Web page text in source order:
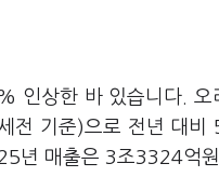
인상한 바 있습니다. 오
전 기준)으로 전년 대비
년 매출은 3조3324억